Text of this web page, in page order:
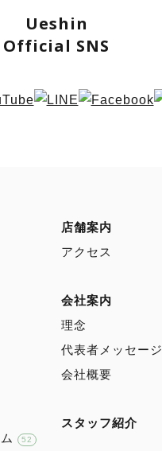
Ueshin
Official SNS
52
店舗案内
アクセス
会社案内
理念
代表者メッセージ
会社概要
スタッフ紹介